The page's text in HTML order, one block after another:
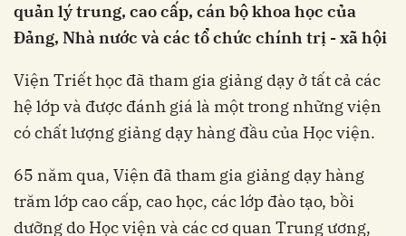
quản lý trung, cao cấp, cán bộ khoa học của
Đảng, Nhà nước và các tổ chức chính trị - xã hội
Viện Triết học đã tham gia giảng dạy ở tất cả các
hệ lớp và được đánh giá là một trong những viện
có chất lượng giảng dạy hàng đầu của Học viện.
65 năm qua, Viện đã tham gia giảng dạy hàng
trăm lớp cao cấp, cao học, các lớp đào tạo, bồi
dưỡng do Học viện và các cơ quan Trung ương,